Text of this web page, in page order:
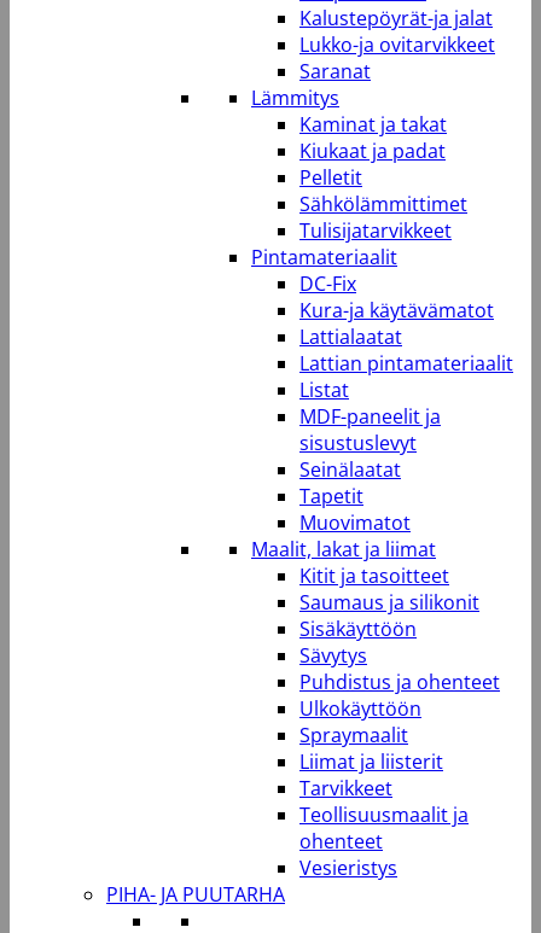
Kalustepöyrät-ja jalat
Lukko-ja ovitarvikkeet
Saranat
Lämmitys
Kaminat ja takat
Kiukaat ja padat
Pelletit
Sähkölämmittimet
Tulisijatarvikkeet
Pintamateriaalit
DC-Fix
Kura-ja käytävämatot
Lattialaatat
Lattian pintamateriaalit
Listat
MDF-paneelit ja
sisustuslevyt
Seinälaatat
Tapetit
Muovimatot
Maalit, lakat ja liimat
Kitit ja tasoitteet
Saumaus ja silikonit
Sisäkäyttöön
Sävytys
Puhdistus ja ohenteet
Ulkokäyttöön
Spraymaalit
Liimat ja liisterit
Tarvikkeet
Teollisuusmaalit ja
ohenteet
Vesieristys
PIHA- JA PUUTARHA